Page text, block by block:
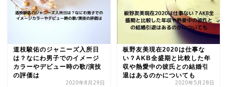
道枝駿佑のジャニーズ入所日
は？なにわ男子でのイメージ
カラーやデビュー時の歌/演技
の評価は
2020年8月29日
板野友美現在2020は仕事な
い？AKB全盛期と比較した年
収や熱愛中の彼氏との結婚引
退はあるのかについても
2020年5月28日